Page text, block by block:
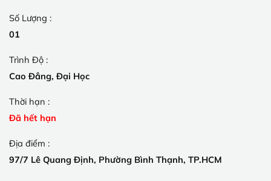
Số Lượng :
01
Trình Độ :
Cao Đẳng, Đại Học
Thời hạn :
Đã hết hạn
Địa điểm :
97/7 Lê Quang Định, Phường Bình Thạnh, TP.HCM